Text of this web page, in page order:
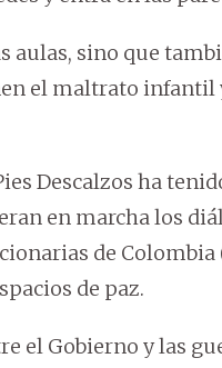
aulas, sino que
el maltrato
Descalzos ha
en marcha los
de Colombia
de paz.
el Gobierno y las